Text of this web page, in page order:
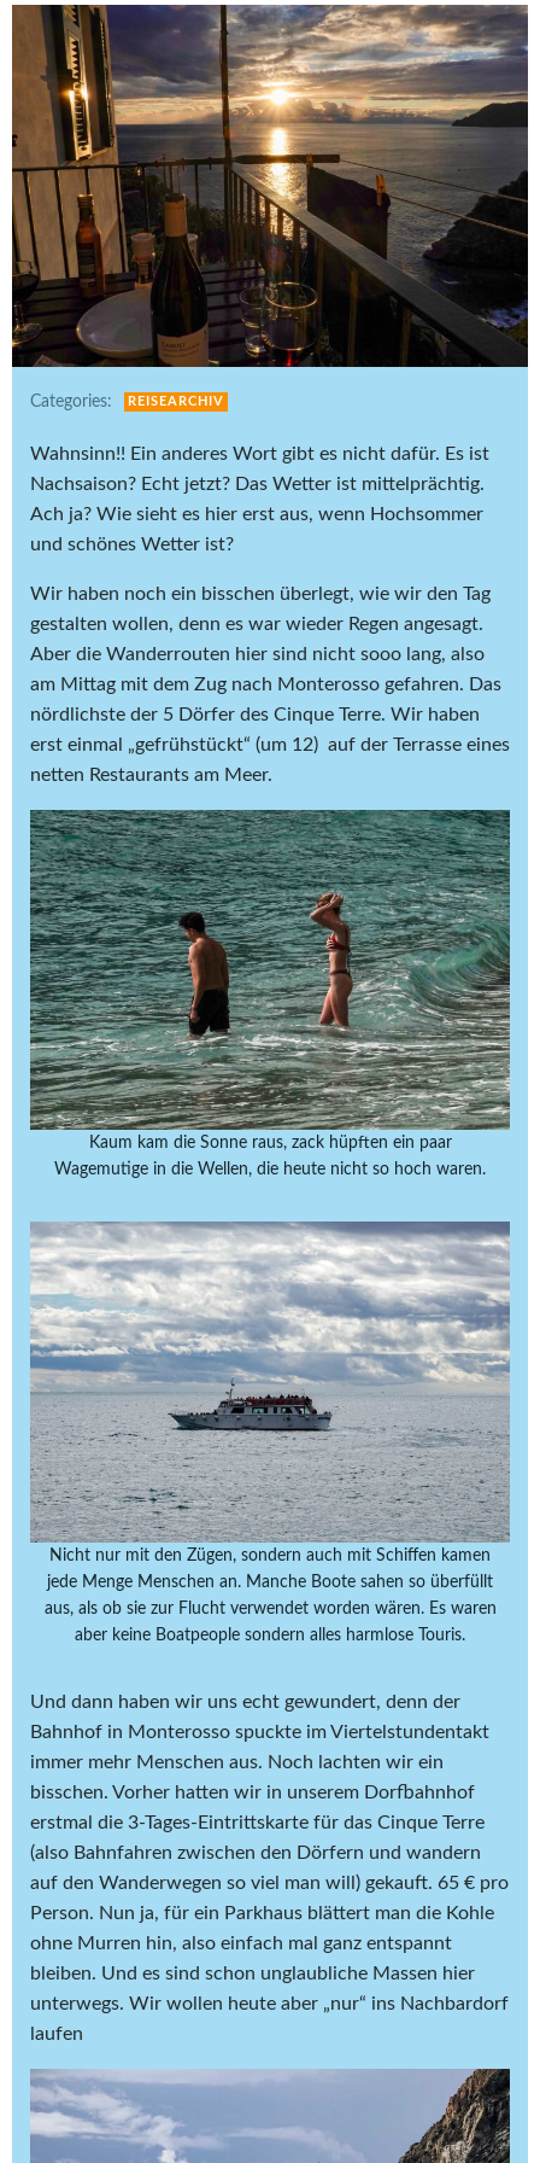
Categories: REISEARCHIV
Wahnsinn!! Ein anderes Wort gibt es nicht dafür. Es ist
Nachsaison? Echt jetzt? Das Wetter ist mittelprächtig.
Ach ja? Wie sieht es hier erst aus, wenn Hochsommer
und schönes Wetter ist?
Wir haben noch ein bisschen überlegt, wie wir den Tag
gestalten wollen, denn es war wieder Regen angesagt.
Aber die Wanderrouten hier sind nicht sooo lang, also
am Mittag mit dem Zug nach Monterosso gefahren. Das
nördlichste der 5 Dörfer des Cinque Terre. Wir haben
erst einmal „gefrühstückt“ (um 12) auf der Terrasse eines
netten Restaurants am Meer.
Kaum kam die Sonne raus, zack hüpften ein paar
Wagemutige in die Wellen, die heute nicht so hoch waren.
Nicht nur mit den Zügen, sondern auch mit Schiffen kamen
jede Menge Menschen an. Manche Boote sahen so überfüllt
aus, als ob sie zur Flucht verwendet worden wären. Es waren
aber keine Boatpeople sondern alles harmlose Touris.
Und dann haben wir uns echt gewundert, denn der
Bahnhof in Monterosso spuckte im Viertelstundentakt
immer mehr Menschen aus. Noch lachten wir ein
bisschen. Vorher hatten wir in unserem Dorfbahnhof
erstmal die 3-Tages-Eintrittskarte für das Cinque Terre
(also Bahnfahren zwischen den Dörfern und wandern
auf den Wanderwegen so viel man will) gekauft. 65 € pro
Person. Nun ja, für ein Parkhaus blättert man die Kohle
ohne Murren hin, also einfach mal ganz entspannt
bleiben. Und es sind schon unglaubliche Massen hier
unterwegs. Wir wollen heute aber „nur“ ins Nachbardorf
laufen